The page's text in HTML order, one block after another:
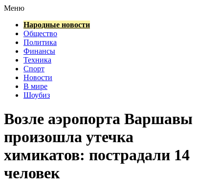
Меню
Народные новости
Общество
Политика
Финансы
Техника
Спорт
Новости
В мире
Шоубиз
Возле аэропорта Варшавы
произошла утечка
химикатов: пострадали 14
человек